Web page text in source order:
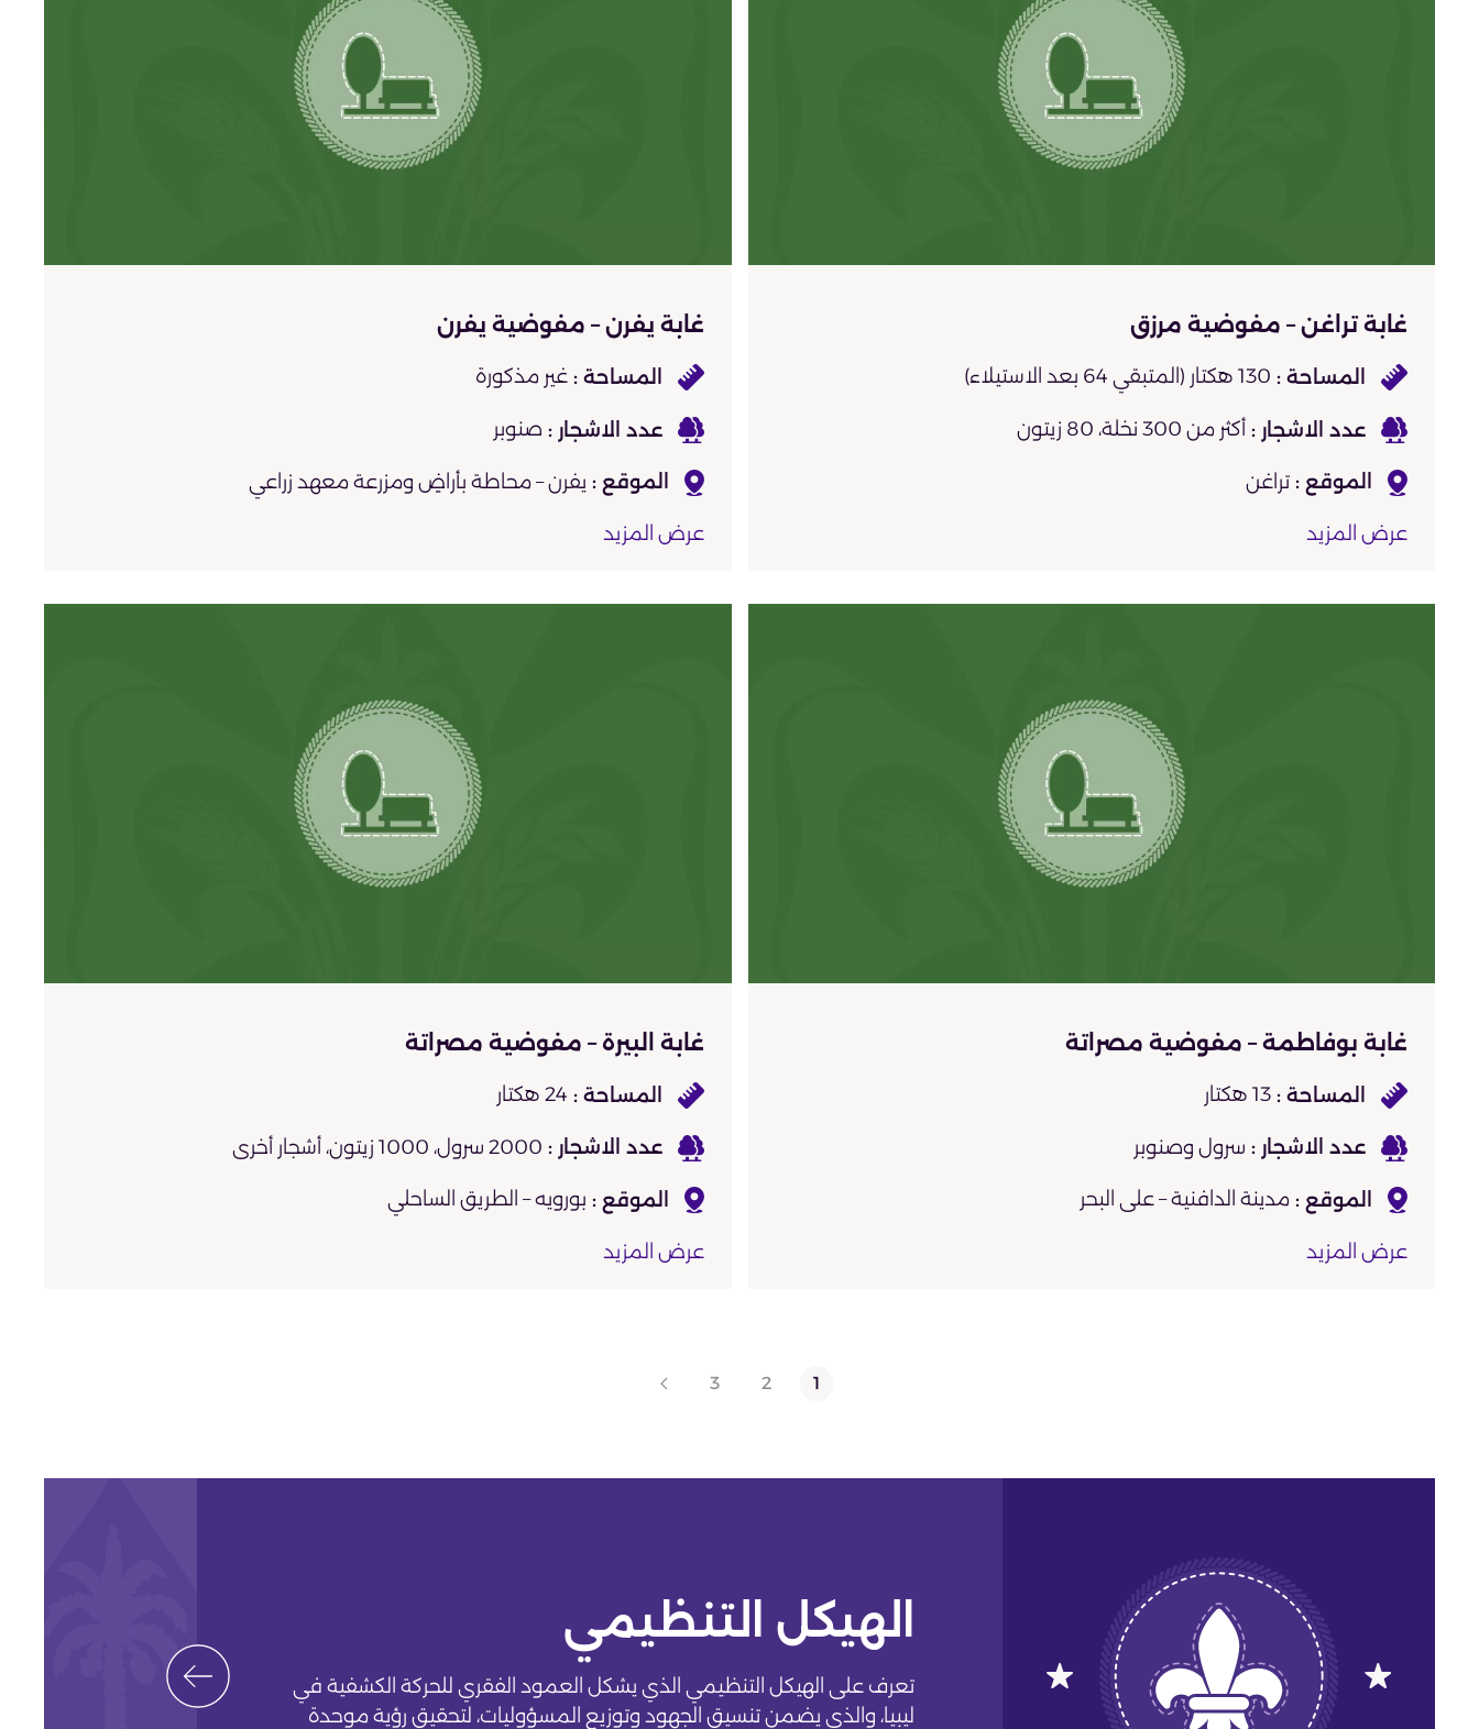
يحتضن مخيمات وطنية وعربية
العرض على الخريطة
العرض على الخريطة
غابة تراغن – مفوضية مرزق
130 هكتار (المتبقي 64 بعد الاستيلاء)
أكثر من 300 نخلة، 80 زيتون
تراغن
عرض المزيد
غابة يفرن – مفوضية يفرن
غير مذكورة
صنوبر
يفرن – محاطة بأراضٍ ومزرعة معهد زراعي
عرض المزيد
غابة بوفاطمة – مفوضية مصراتة
13 هكتار
سرول وصنوبر
مدينة الدافنية – على البحر
عرض المزيد
غابة البيرة – مفوضية مصراتة
24 هكتار
2000 سرول، 1000 زيتون، أشجار أخرى
بورويه – الطريق الساحلي
عرض المزيد
1
2
3
الهيكل التنظيمي
تعرف على الهيكل التنظيمي الذي يشكل العمود الفقري للحركة الكشفية في
ليبيا، والذي يضمن تنسيق الجهود وتوزيع المسؤوليات، لتحقيق رؤية موحدة